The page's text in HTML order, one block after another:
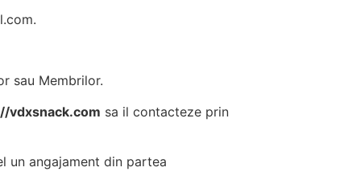
.
sau Membrilor.
vdxsnack.com sa il contacteze prin
un angajament din partea